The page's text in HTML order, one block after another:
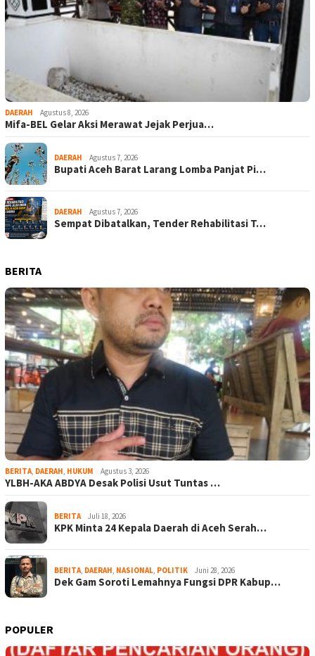
DAERAH Agustus 8, 2026
Mifa-BEL Gelar Aksi Merawat Jejak Perjua…
DAERAH Agustus 7, 2026
Bupati Aceh Barat Larang Lomba Panjat Pi…
DAERAH Agustus 7, 2026
Sempat Dibatalkan, Tender Rehabilitasi T…
BERITA
BERITA, DAERAH, HUKUM Agustus 3, 2026
YLBH-AKA ABDYA Desak Polisi Usut Tuntas …
BERITA Juli 18, 2026
KPK Minta 24 Kepala Daerah di Aceh Serah…
BERITA, DAERAH, NASIONAL, POLITIK Juni 28, 2026
Dek Gam Soroti Lemahnya Fungsi DPR Kabup…
POPULER